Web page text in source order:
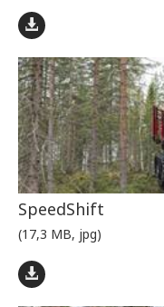
SpeedShift
(17,3 MB, jpg)